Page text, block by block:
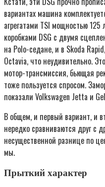
вариантах машина
агрегатами TSI мощностью
коробками DSG с двумя
на Polo-седане, и в Skoda
Octavia, что неудивительно.
мотор-трансмиссия, бьющая
тоже пользуется спросом.
показали Volkswagen Jetta и
В общем, и первый вариант, и
нередко сравниваются друг с
несущественной разнице по
мы.
Прыткий характер